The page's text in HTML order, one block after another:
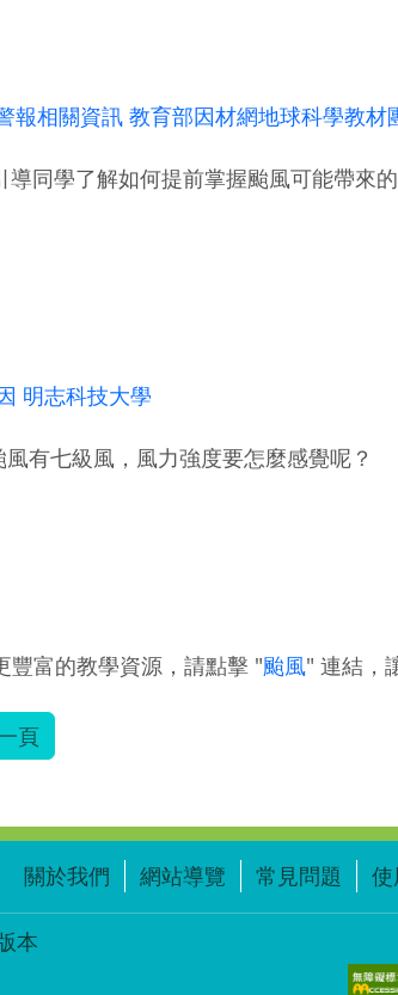
報相關資訊 教育部因材網地球科學教材
同學了解如何提前掌握颱風可能帶來
明志科技大學
有七級風，風力強度要怎麼感覺呢？
豐富的教學資源，請點擊 "颱風" 連結，
頁
關於我們 網站導覽 常見問題
本